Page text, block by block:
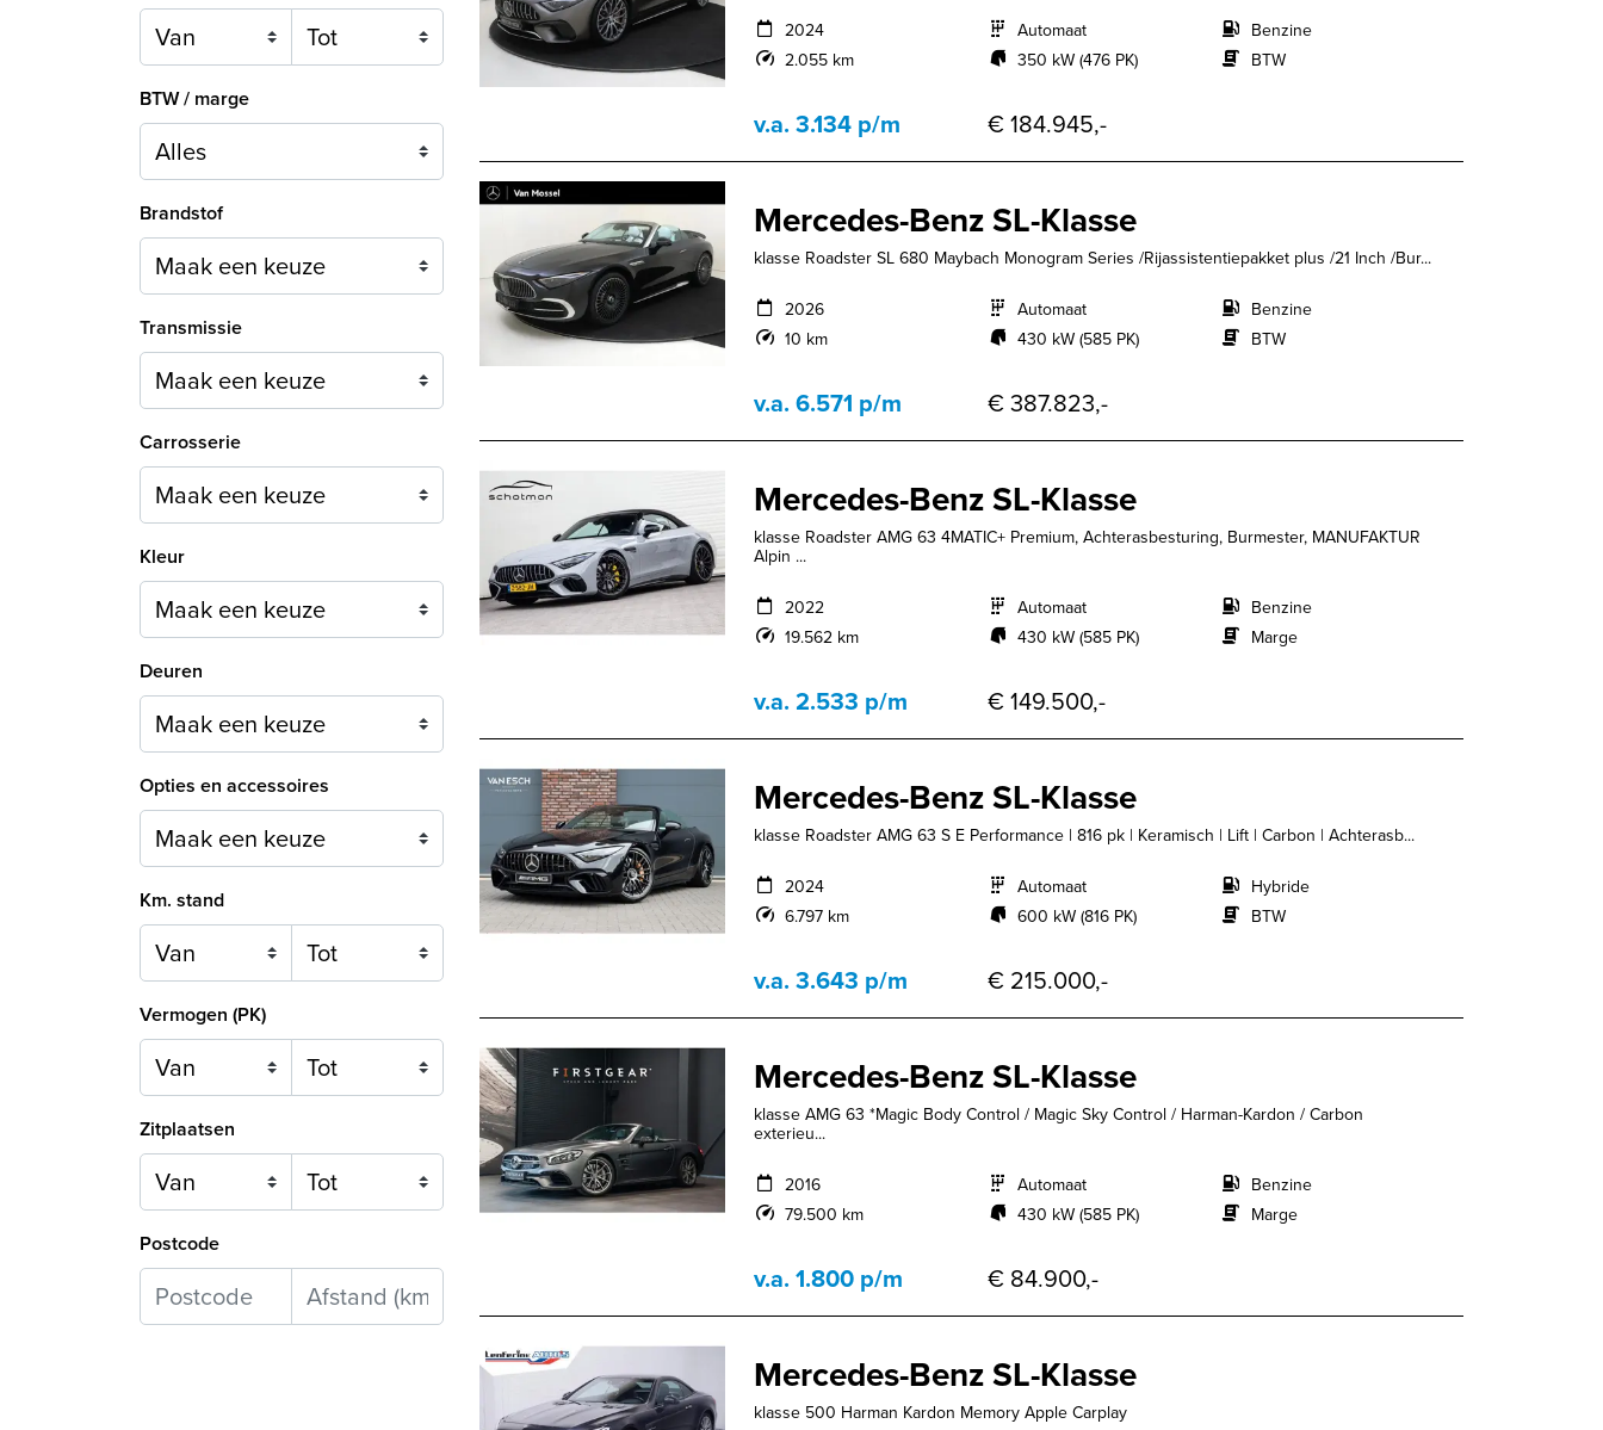
BTW / marge
Brandstof
Maak een keuze
Transmissie
Carrosserie
Maak een keuze
Kleur
Maak een keuze
Deuren
Maak een keuze
Opties en accessoires
Maak een keuze
Km. stand
Vermogen (PK)
Zitplaatsen
Postcode
2024
2.055 km
Automaat
350 kW (476 PK)
Benzine
BTW
v.a. 3.134 p/m € 184.945,-
Mercedes-Benz SL-Klasse
klasse Roadster SL 680 Maybach Monogram Series /Rijassistentiepakket plus /21 Inch /Bur...
2026
10 km
Automaat
430 kW (585 PK)
Benzine
BTW
v.a. 6.571 p/m € 387.823,-
Mercedes-Benz SL-Klasse
klasse Roadster AMG 63 4MATIC+ Premium, Achterasbesturing, Burmester, MANUFAKTUR
Alpin ...
2022
19.562 km
Automaat
430 kW (585 PK)
Benzine
Marge
v.a. 2.533 p/m € 149.500,-
Mercedes-Benz SL-Klasse
klasse Roadster AMG 63 S E Performance | 816 pk | Keramisch | Lift | Carbon | Achterasb...
2024
6.797 km
Automaat
600 kW (816 PK)
Hybride
BTW
v.a. 3.643 p/m € 215.000,-
Mercedes-Benz SL-Klasse
klasse AMG 63 *Magic Body Control / Magic Sky Control / Harman-Kardon / Carbon
exterieu...
2016
79.500 km
Automaat
430 kW (585 PK)
Benzine
Marge
v.a. 1.800 p/m € 84.900,-
Mercedes-Benz SL-Klasse
klasse 500 Harman Kardon Memory Apple Carplay